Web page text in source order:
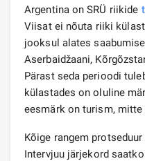
Argentina on SRÜ riikide
Viisat ei nõuta riiki
jooksul alates
Aserbaidžaani,
Pärast seda perioodi
külastades on oluline
eesmärk on turism, mitte
Kõige rangem
Intervjuu järjekord